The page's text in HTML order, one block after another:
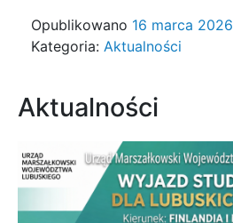
Opublikowano 16 marca 2026
Kategoria: Aktualności
Aktualności